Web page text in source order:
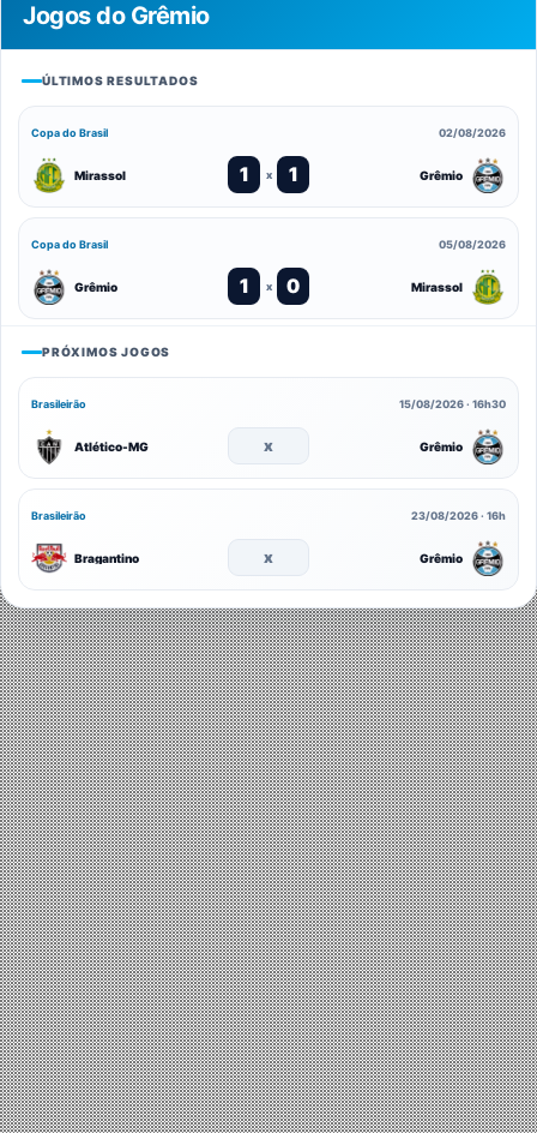
Jogos do Grêmio
ÚLTIMOS RESULTADOS
Copa do Brasil 02/08/2026
Mirassol 1 x 1 Grêmio
Copa do Brasil 05/08/2026
Grêmio 1 x 0 Mirassol
PRÓXIMOS JOGOS
Brasileirão 15/08/2026 · 16h30
Atlético-MG x Grêmio
Brasileirão 23/08/2026 · 16h
Bragantino x Grêmio